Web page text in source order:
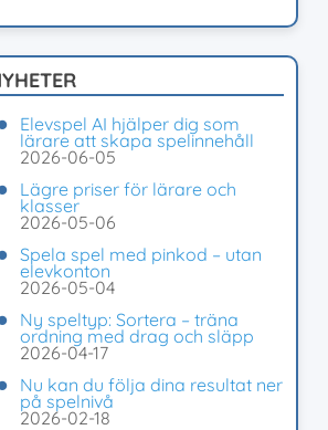
Elevspel AI hjälper dig som
lärare att skapa spelinnehåll
2026-06-05
Lägre priser för lärare och
klasser
2026-05-06
Spela spel med pinkod – utan
elevkonton
2026-05-04
Ny speltyp: Sortera – träna
ordning med drag och släpp
2026-04-17
Nu kan du följa dina resultat ner
på spelnivå
2026-02-18